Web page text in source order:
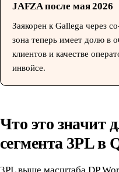
JAFZA после мая 2026
Заякорен к Gallega через
зона теперь имеет долю в
клиентов и качестве
инвойсе.
Что это значит
сегмента 3PL в